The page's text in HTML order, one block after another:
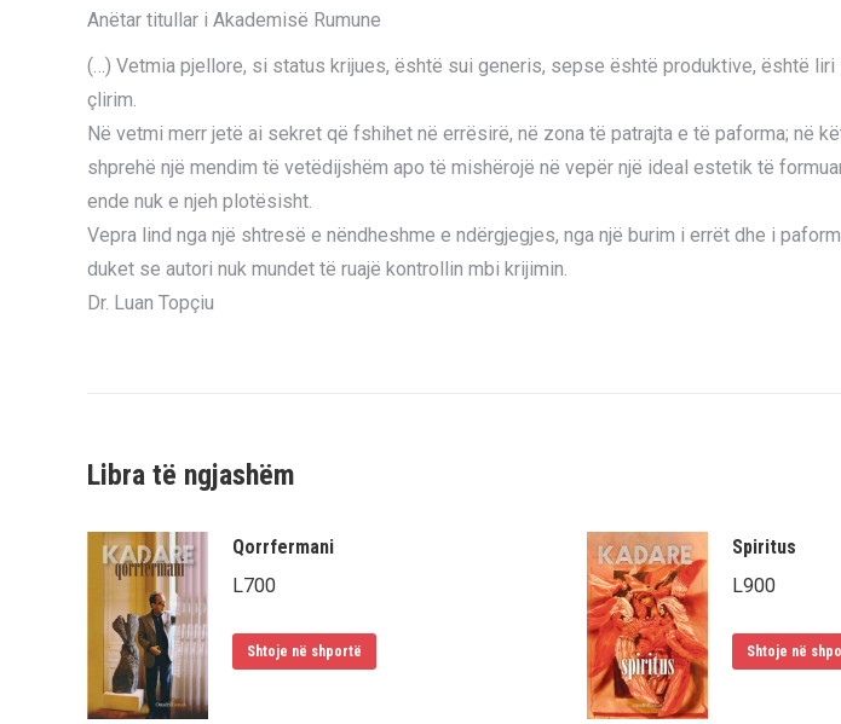
Anëtar titullar i Akademisë Rumune
(…) Vetmia pjellore, si status krijues, është sui generis, sepse është produktive, është
çlirim.
Në vetmi merr jetë ai sekret që fshihet në errësirë, në zona të patrajta e të paforma; në
shprehë një mendim të vetëdijshëm apo të mishërojë në vepër një ideal estetik të
ende nuk e njeh plotësisht.
Vepra lind nga një shtresë e nëndheshme e ndërgjegjes, nga një burim i errët dhe i
duket se autori nuk mundet të ruajë kontrollin mbi krijimin.
Dr. Luan Topçiu
Libra të ngjashëm
Qorrfermani
L700
Shtoje në shportë
Spiritus
L900
Shtoje në